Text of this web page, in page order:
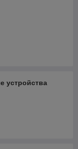
цепи)
устройства